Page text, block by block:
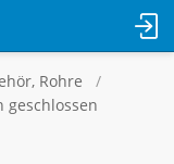
Rohre
geschlossen